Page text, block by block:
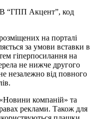
“ГПП Акцент”, код
на порталі
за умови вставки в
гіперпосилання на
не нижче другого
незалежно від повного
компаній» та
реклами. Також для